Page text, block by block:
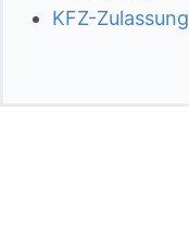
KFZ-Zulassung